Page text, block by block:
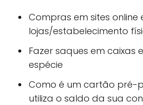
Compras em sites online
lojas/estabelecimento
Fazer saques em caixas
espécie
Como é um cartão pré-
utiliza o saldo da sua